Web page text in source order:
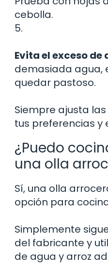
cebolla.
5.
Evita el exceso de
demasiada agua,
quedar pastoso.
Siempre ajusta
tus preferencias y
¿Puedo
una olla
Sí, una olla
opción para
Simplemente
del fabricante y
de agua y arroz